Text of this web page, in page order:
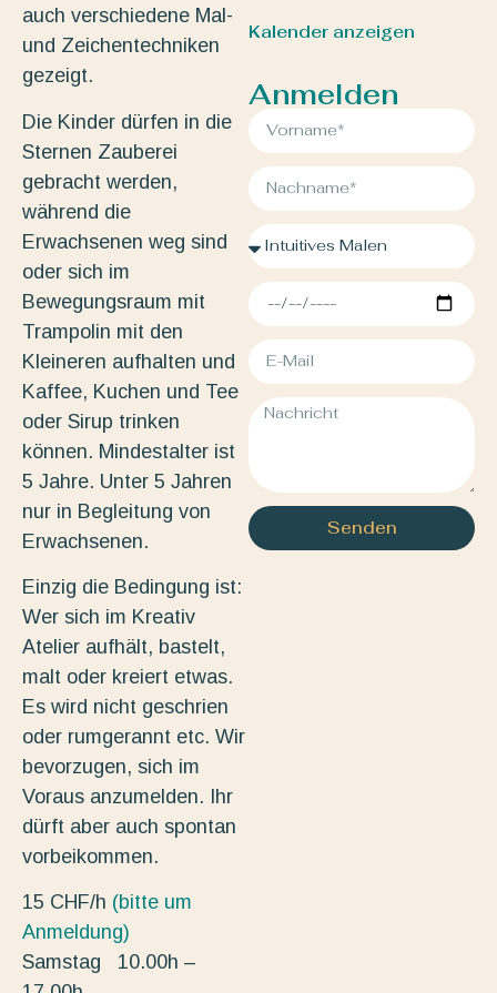
auch verschiedene Mal-
und Zeichentechniken
gezeigt.
Die Kinder dürfen in die
Sternen Zauberei
gebracht werden,
während die
Erwachsenen weg sind
oder sich im
Bewegungsraum mit
Trampolin mit den
Kleineren aufhalten und
Kaffee, Kuchen und Tee
oder Sirup trinken
können. Mindestalter ist
5 Jahre. Unter 5 Jahren
nur in Begleitung von
Erwachsenen.
Einzig die Bedingung ist:
Wer sich im Kreativ
Atelier aufhält, bastelt,
malt oder kreiert etwas.
Es wird nicht geschrien
oder rumgerannt etc. Wir
bevorzugen, sich im
Voraus anzumelden. Ihr
dürft aber auch spontan
vorbeikommen.
15 CHF/h (bitte um
Anmeldung)
Samstag 10.00h –
Kalender anzeigen
Anmelden
Senden